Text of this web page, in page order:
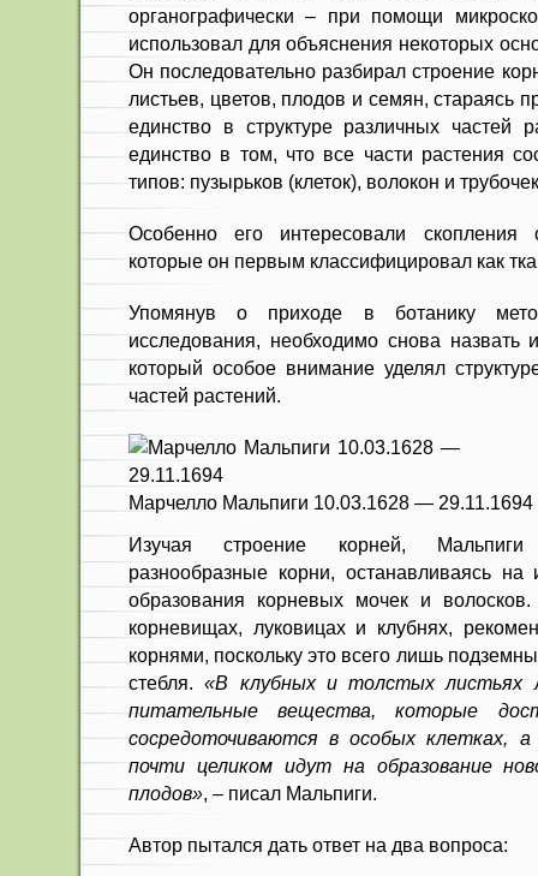
органографически – при помощи
использовал для объяснения некоторых
Он последовательно разбирал строение
листьев, цветов, плодов и семян, стараясь
единство в структуре различных частей
единство в том, что все части растения
типов: пузырьков (клеток), волокон и
Особенно его интересовали скопления
которые он первым классифицировал как
Упомянув о приходе в ботанику
исследования, необходимо снова
который особое внимание уделял
частей растений.
Марчелло Мальпиги 10.03.1628 — 29.11.1694
Изучая строение корней,
разнообразные корни, останавливаясь
образования корневых мочек и
корневищах, луковицах и клубнях,
корнями, поскольку это всего лишь
стебля.«В клубных и толстых листьях
питательные вещества, которые
сосредоточиваются в особых клетках,
почти целиком идут на образование
плодов», – писал Мальпиги.
Автор пытался дать ответ на два вопроса: